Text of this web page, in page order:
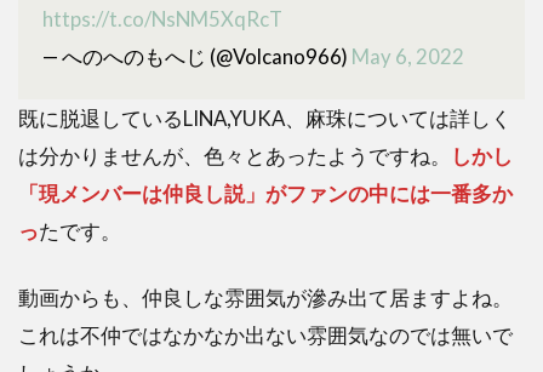
https://t.co/NsNM5XqRcT
— へのへのもへじ (@Volcano966) May 6, 2022
既に脱退しているLINA,YUKA、麻珠については詳しく
は分かりませんが、色々とあったようですね。
しかし
「現メンバーは仲良し説」がファンの中には一番多か
ったです。
動画からも、仲良しな雰囲気が滲み出て居ますよね。
これは不仲ではなかなか出ない雰囲気なのでは無いで